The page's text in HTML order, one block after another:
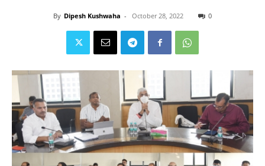
By Dipesh Kushwaha - October 28, 2022 0